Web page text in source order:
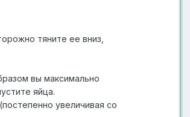
тяните ее вниз,
вы максимально
яйца.
увеличивая со